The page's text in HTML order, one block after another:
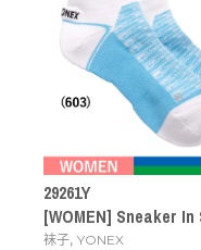
29261Y
[WOMEN] Sneaker
袜子, YONEX